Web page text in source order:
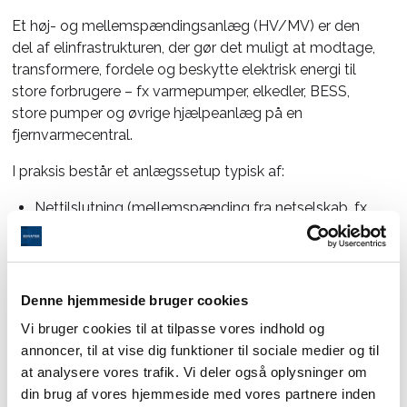
Denne hjemmeside bruger cookies
Vi bruger cookies til at tilpasse vores indhold og
annoncer, til at vise dig funktioner til sociale medier og til
at analysere vores trafik. Vi deler også oplysninger om
din brug af vores hjemmeside med vores partnere inden
Et høj- og mellemspændingsanlæg (HV/MV) er den
del af elinfrastrukturen, der gør det muligt at modtage,
transformere, fordele og beskytte elektrisk energi til
store forbrugere – fx varmepumper, elkedler, BESS,
store pumper og øvrige hjælpeanlæg på en
fjernvarmecentral.
I praksis består et anlægssetup typisk af:
Nettilslutning (mellemspænding fra netselskab, fx
10–30 kV, eller i større tilfælde højere niveau)
Koblingsanlæg/switchegear (afbrydere, sikringer,
relæbeskyttelse)
Måling og beskyttelse (energimålere, relæer,
selektivitet og indstillinger)
Kontrol og overvågning (SCADA/SRO-integration,